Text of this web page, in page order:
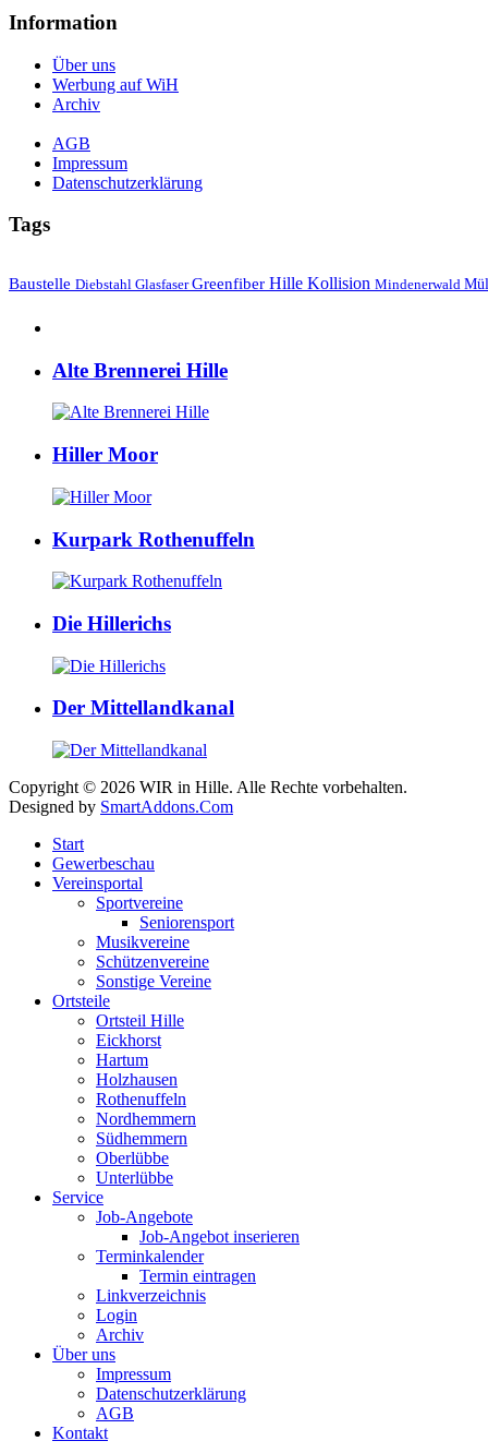
Information
Über uns
Werbung auf WiH
Archiv
AGB
Impressum
Datenschutzerklärung
Tags
Baustelle Diebstahl GlasfaserGreenfiber Hille Kollision Mindenerwald
Alte Brennerei Hille
Hiller Moor
Kurpark Rothenuffeln
Die Hillerichs
Der Mittellandkanal
Copyright © 2026 WIR in Hille. Alle Rechte vorbehalten.
Designed by SmartAddons.Com
Start
Gewerbeschau
Vereinsportal
Sportvereine
Seniorensport
Musikvereine
Schützenvereine
Sonstige Vereine
Ortsteile
Ortsteil Hille
Eickhorst
Hartum
Holzhausen
Rothenuffeln
Nordhemmern
Südhemmern
Oberlübbe
Unterlübbe
Service
Job-Angebote
Job-Angebot inserieren
Terminkalender
Termin eintragen
Linkverzeichnis
Login
Archiv
Über uns
Impressum
Datenschutzerklärung
AGB
Kontakt